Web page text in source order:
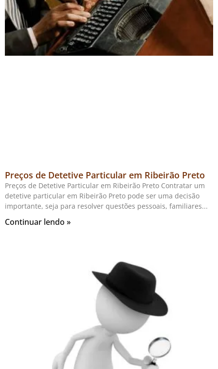
Preços de Detetive Particular em Ribeirão Preto
Preços de Detetive Particular em Ribeirão Preto Contratar um
detetive particular em Ribeirão Preto pode ser uma decisão
importante, seja para resolver questões pessoais, familiares
Continuar lendo »